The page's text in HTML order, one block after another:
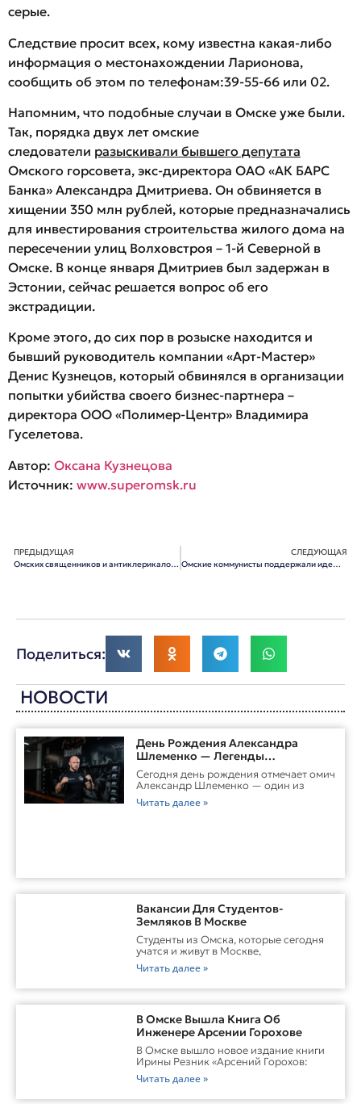
серые.
Следствие просит всех, кому известна какая-либо
информация о местонахождении Ларионова,
сообщить об этом по телефонам:39-55-66 или 02.
Напомним, что подобные случаи в Омске уже были.
Так, порядка двух лет омские
следователи разыскивали бывшего депутата
Омского горсовета, экс-директора ОАО «АК БАРС
Банка» Александра Дмитриева. Он обвиняется в
хищении 350 млн рублей, которые предназначались
для инвестирования строительства жилого дома на
пересечении улиц Волховстроя – 1-й Северной в
Омске. В конце января Дмитриев был задержан в
Эстонии, сейчас решается вопрос об его
экстрадиции.
Кроме этого, до сих пор в розыске находится и
бывший руководитель компании «Арт-Мастер»
Денис Кузнецов, который обвинялся в организации
попытки убийства своего бизнес-партнера –
директора ООО «Полимер-Центр» Владимира
Гуселетова.
Автор: Оксана Кузнецова
Источник: www.superomsk.ru
ПРЕДЫДУЩАЯ
Омских священников и антиклерикалов усадят за «круглый стол»
СЛЕДУЮЩАЯ
Омские коммунисты поддержали идею переименования Волгограда в Сталинград
Поделиться:
НОВОСТИ
День Рождения Александра
Шлеменко — Легенды
Российского ММА
Сегодня день рождения отмечает омич
Александр Шлеменко — один из
Читать далее »
Вакансии Для Студентов-
Земляков В Москве
Студенты из Омска, которые сегодня
учатся и живут в Москве,
Читать далее »
В Омске Вышла Книга Об
Инженере Арсении Горохове
В Омске вышло новое издание книги
Ирины Резник «Арсений Горохов:
Читать далее »